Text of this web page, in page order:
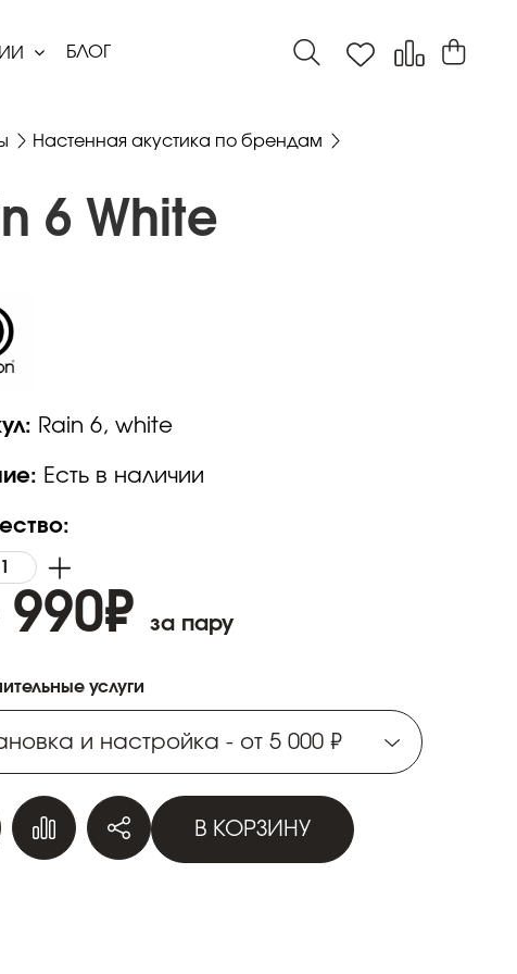
БЛОГ
Настенная акустика по брендам
6 White
Rain 6, white
Есть в наличии
990₽ за пару
услуги
и настройка - от 5 000 ₽
и настройка - от 5 000 ₽
и настройка - от 5 000 ₽
В КОРЗИНУ